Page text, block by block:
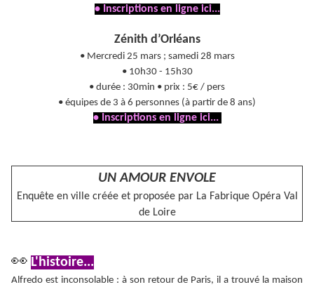
• Inscriptions en ligne ici...
Zénith d’Orléans
• Mercredi 25 mars ; samedi 28 mars
• 10h30 - 15h30
• durée : 30min • prix : 5€ / pers
• équipes de 3 à 6 personnes (à partir de 8 ans)
• Inscriptions en ligne ici...
UN AMOUR ENVOLE
Enquête en ville créée et proposée par La Fabrique Opéra Val
de Loire
👀 L'histoire...
Alfredo est inconsolable : à son retour de Paris, il a trouvé la maison